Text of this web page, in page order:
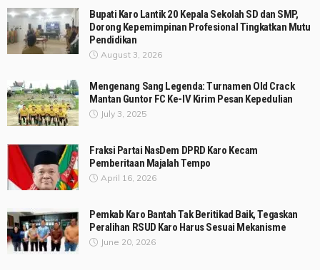
Bupati Karo Lantik 20 Kepala Sekolah SD dan SMP,
Dorong Kepemimpinan Profesional Tingkatkan Mutu
Pendidikan
August 3, 2026
Mengenang Sang Legenda: Turnamen Old Crack
Mantan Guntor FC Ke-IV Kirim Pesan Kepedulian
July 3, 2025
Fraksi Partai NasDem DPRD Karo Kecam
Pemberitaan Majalah Tempo
April 16, 2026
Pemkab Karo Bantah Tak Beritikad Baik, Tegaskan
Peralihan RSUD Karo Harus Sesuai Mekanisme
June 20, 2026